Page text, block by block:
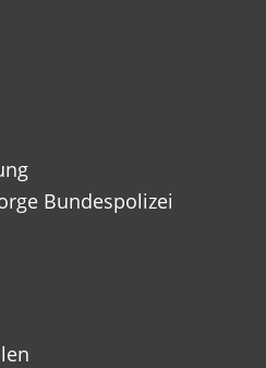
Bundespolizei